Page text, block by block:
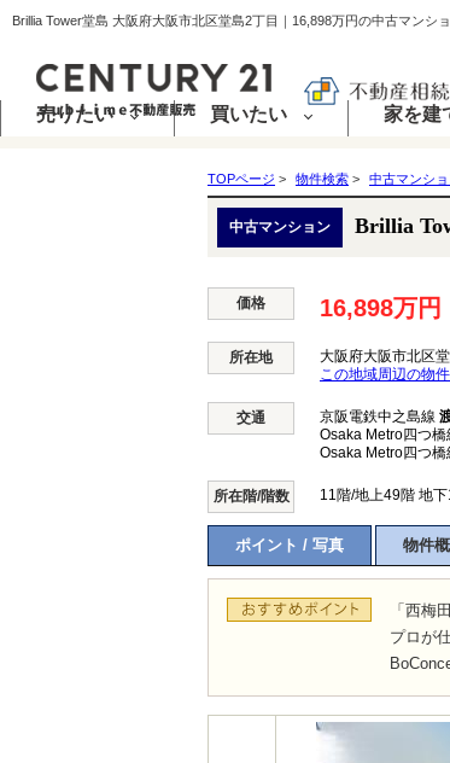
Brillia Tower堂島 大阪府大阪市北区堂島2丁目｜16,898万円の中古マン
売りたい 買いたい 家を建
TOPページ > 物件検索 > 中古マンショ
中古マンション Brillia
価格 16,898万円
所在地 大阪府大阪市北区
この地域周辺の物
交通 京阪電鉄中之島線
Osaka Metro四つ橋
Osaka Metro四つ橋
所在階/階数 11階/地上49階 地
ポイント / 写真 物件
「西梅
プロが